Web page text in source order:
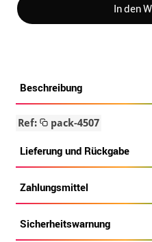
In den
Beschreibung
Ref: pack-4507
Lieferung und Rückgabe
Zahlungsmittel
Sicherheitswarnung